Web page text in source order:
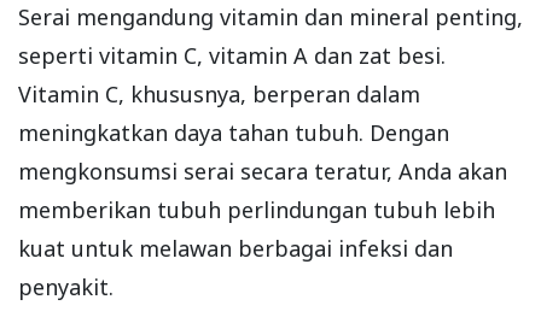
Serai mengandung vitamin dan mineral penting,
seperti vitamin C, vitamin A dan zat besi.
Vitamin C, khususnya, berperan dalam
meningkatkan daya tahan tubuh. Dengan
mengkonsumsi serai secara teratur, Anda akan
memberikan tubuh perlindungan tubuh lebih
kuat untuk melawan berbagai infeksi dan
penyakit.